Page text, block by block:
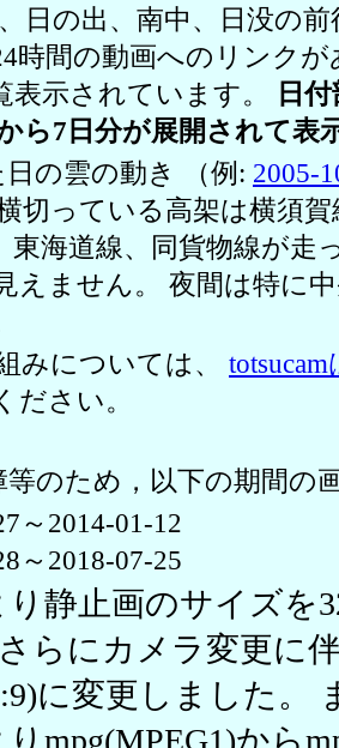
日の出、南中、日没の
時間の動画へのリンク
表示されています。
日
ら7日分が展開されて表
の雲の動き （例: 2005-
切っている高架は横須
東海道線、同貨物線が走
えません。 夜間は特に
みについては、
ださい。
等のため，以下の期間の
～2014-01-12
～2018-07-25
り静止画のサイズを
らにカメラ変更に
に変更しました。
りmpg(MPEG1)から